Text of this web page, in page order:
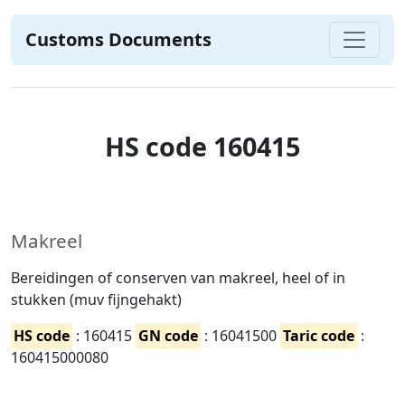
Customs Documents
HS code 160415
Makreel
Bereidingen of conserven van makreel, heel of in
stukken (muv fijngehakt)
HS code : 160415 GN code : 16041500 Taric code :
160415000080